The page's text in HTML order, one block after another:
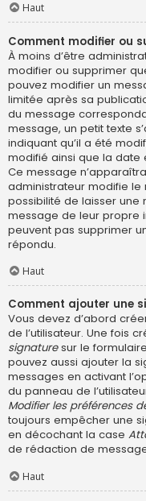
Haut
Comment modifier ou
À moins d’être
modifier ou supprimer
pouvez modifier un
limitée après sa
du message
message, un petit texte
indiquant qu’il a été
modifié ainsi que la date
Ce message
administrateur modifie
possibilité de laisser une
message de leur propre
peuvent pas supprimer
répondu.
Haut
Comment ajouter une
Vous devez d’abord
de l’utilisateur. Une fois
signaturesur le
pouvez aussi ajouter la
messages en activant
du panneau de
Modifier les préférences
toujours empêcher une
en décochant la case
de rédaction de
Haut